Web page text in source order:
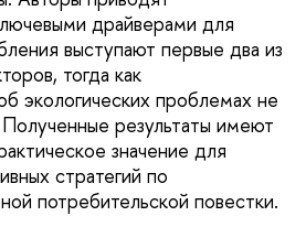
драйверами для
выступают первые два из
тогда как
экологических проблемах не
Полученные результаты имеют
значение для
стратегий по
потребительской повестки.